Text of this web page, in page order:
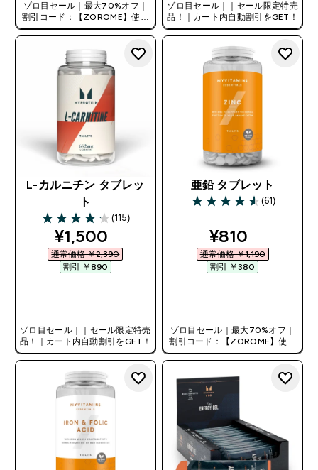
ゾロ目セール｜最大70%オフ｜
割引コード：【ZOROME】使用
で追加10%オフ！
ゾロ目セール｜｜セール限定特売
品！｜カート内自動割引をGET！
L-カルニチン タブレッ
ト
4.19 out of 5 stars
(115)
discounted price
¥1,500‎
通常価格 ￥2,390‎
割引 ￥890‎
ゾロ目セール｜｜セール限定特売
品！｜カート内自動割引をGET！
亜鉛 タブレット
4.59 out of 5 stars
(61)
discounted
¥810‎
通常価格 ￥1,190‎
割引 ￥380‎
ゾロ目セール｜最大70%オフ｜
割引コード：【ZOROME】使用
で追加10%オフ！